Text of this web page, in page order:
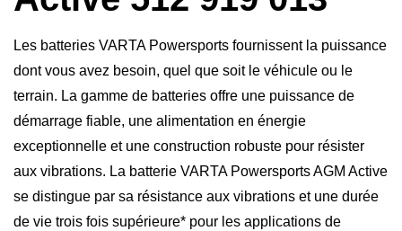
Les batteries VARTA Powersports fournissent la puissance
dont vous avez besoin, quel que soit le véhicule ou le
terrain. La gamme de batteries offre une puissance de
démarrage fiable, une alimentation en énergie
exceptionnelle et une construction robuste pour résister
aux vibrations. La batterie VARTA Powersports AGM Active
se distingue par sa résistance aux vibrations et une durée
de vie trois fois supérieure* pour les applications de